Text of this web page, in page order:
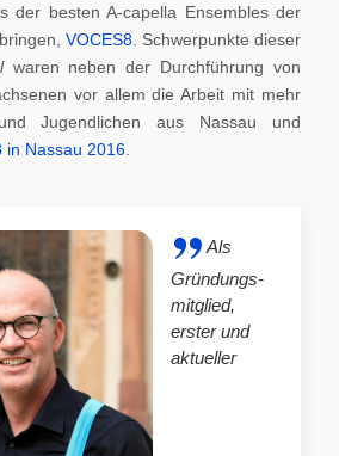
der besten A-capella Ensembles der
VOCES8. Schwerpunkte dieser
waren neben der Durchführung von
vor allem die Arbeit mit mehr
Jugendlichen aus Nassau und
in Nassau 2016
Als
Gründungs-
mitglied,
erster und
aktueller